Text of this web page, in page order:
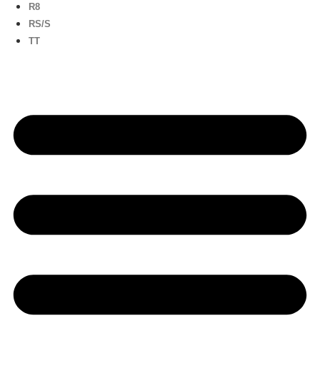
R8
RS/S
TT